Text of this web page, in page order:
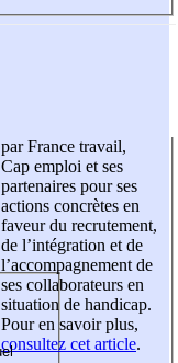
par France travail,
Cap emploi et ses
partenaires pour ses
actions concrètes en
faveur du recrutement,
de l’intégration et de
l’accompagnement de
ses collaborateurs en
situation de handicap.
Pour en savoir plus,
consultez cet article.